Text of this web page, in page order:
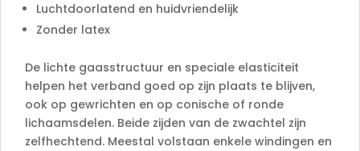
Luchtdoorlatend en huidvriendelijk
Zonder latex
De lichte gaasstructuur en speciale elasticiteit
helpen het verband goed op zijn plaats te blijven,
ook op gewrichten en op conische of ronde
lichaamsdelen. Beide zijden van de zwachtel zijn
zelfhechtend. Meestal volstaan enkele windingen en